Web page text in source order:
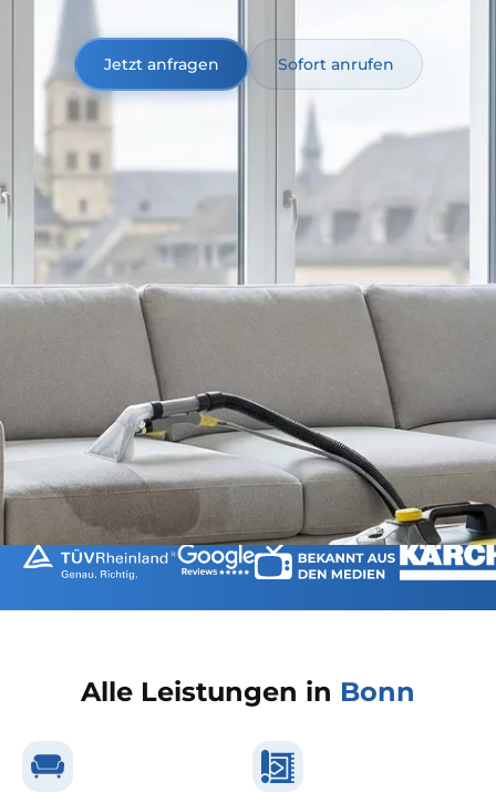
Jetzt anfragen Sofort anrufen
Alle Leistungen in Bonn